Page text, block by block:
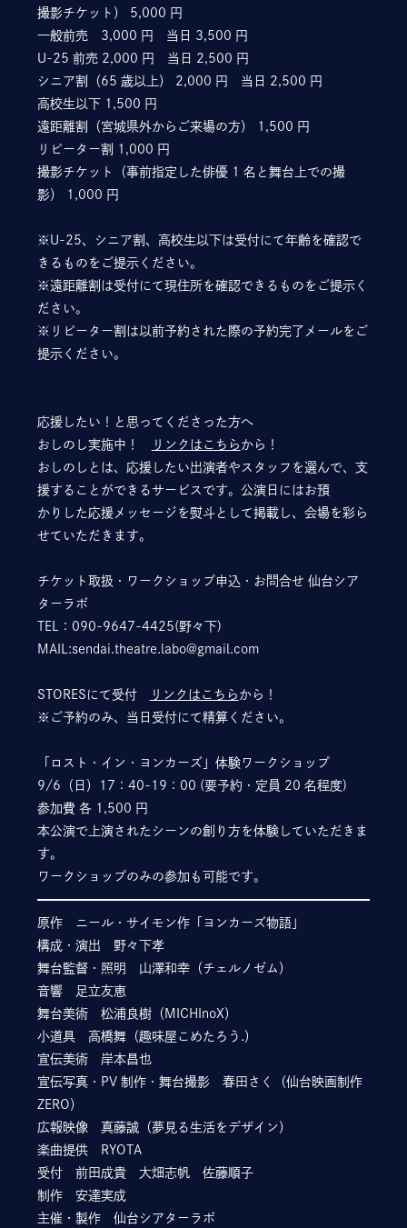
撮影チケット） 5,000 円
一般前売 3,000 円 当日 3,500 円
U-25 前売 2,000 円 当日 2,500 円
シニア割（65 歳以上） 2,000 円 当日 2,500 円
高校生以下 1,500 円
遠距離割（宮城県外からご来場の方） 1,500 円
リピーター割 1,000 円
撮影チケット（事前指定した俳優 1 名と舞台上での撮
影） 1,000 円
※U-25、シニア割、高校生以下は受付にて年齢を確認で
きるものをご提示ください。
※遠距離割は受付にて現住所を確認できるものをご提示く
ださい。
※リピーター割は以前予約された際の予約完了メールをご
提示ください。
応援したい！と思ってくださった方へ
おしのし実施中！
リンクはこちら から！
おしのしとは、応援したい出演者やスタッフを選んで、支
援することができるサービスです。公演日にはお預
かりした応援メッセージを熨斗として掲載し、会場を彩ら
せていただきます。
チケット取扱・ワークショップ申込・お問合せ 仙台シア
ターラボ
TEL：090-9647-4425(野々下)
MAIL:sendai.theatre.labo@gmail.com
STORESにて受付 リンクはこちら から！
※ご予約のみ、当日受付にて精算ください。
「ロスト・イン・ヨンカーズ」体験ワークショップ
9/6（日）17：40-19：00 (要予約・定員 20 名程度)
参加費 各 1,500 円
本公演で上演されたシーンの創り方を体験していただきま
す。
ワークショップのみの参加も可能です。
原作 ニール・サイモン作「ヨンカーズ物語」
構成・演出 野々下孝
舞台監督・照明 山澤和幸（チェルノゼム）
音響 足立友恵
舞台美術 松浦良樹（MICHInoX）
小道具 高橋舞（趣味屋こめたろう.）
宣伝美術 岸本昌也
宣伝写真・PV 制作・舞台撮影 春田さく（仙台映画制作
ZERO）
広報映像 真藤誠（夢見る生活をデザイン）
楽曲提供 RYOTA
受付 前田成貴 大畑志帆 佐藤順子
制作 安達実成
主催・製作 仙台シアターラボ